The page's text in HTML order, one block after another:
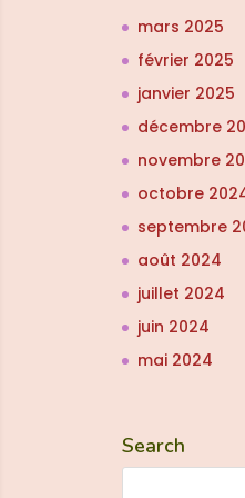
mars 2025
février 2025
janvier 2025
décembre
novembre
octobre
septembre
août 2024
juillet 2024
juin 2024
mai 2024
Search